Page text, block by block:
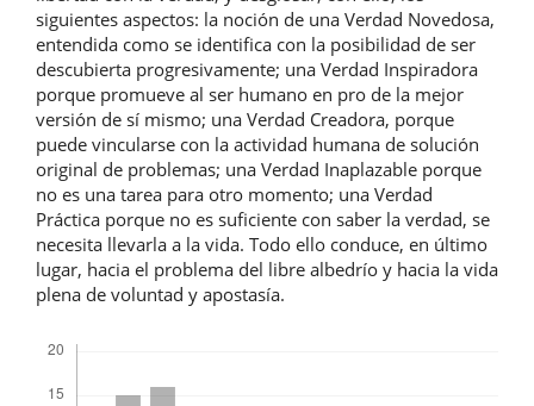
siguientes aspectos: la noción de una Verdad Novedosa,
entendida como se identifica con la posibilidad de ser
descubierta progresivamente; una Verdad Inspiradora
porque promueve al ser humano en pro de la mejor
versión de sí mismo; una Verdad Creadora, porque
puede vincularse con la actividad humana de solución
original de problemas; una Verdad Inaplazable porque
no es una tarea para otro momento; una Verdad
Práctica porque no es suficiente con saber la verdad, se
necesita llevarla a la vida. Todo ello conduce, en último
lugar, hacia el problema del libre albedrío y hacia la vida
plena de voluntad y apostasía.